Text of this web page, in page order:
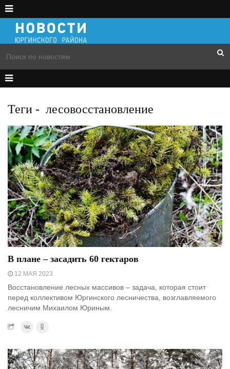
Теги - лесовосстановление
В плане – засадить 60 гектаров
12 МАЯ 2023
Восстановление лесных массивов – задача, которая стоит
перед коллективом Юргинского лесничества, возглавляемого
лесничим Михаилом Юриным.